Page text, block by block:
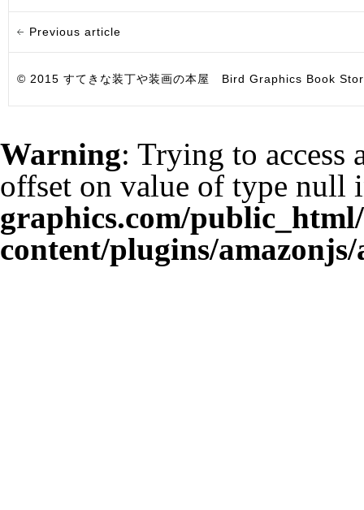
Previous article
© 2015 すてきな装丁や装画の本屋 Bird Graphics Book
Warning: Trying to access
offset on value of type null
graphics.com/
content/plugins/